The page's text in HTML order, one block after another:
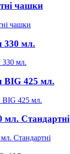
чашки
330 мл.
BIG 425 мл.
Стандартні